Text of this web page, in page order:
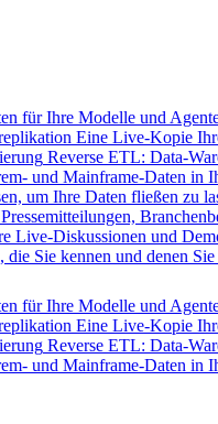
für Ihre Modelle und
Eine Live-Kopie
Reverse ETL: Data-
und Mainframe-Daten in
um Ihre Daten fließen zu
Live-Diskussionen und
die Sie kennen und denen
für Ihre Modelle und
Eine Live-Kopie
Reverse ETL: Data-
und Mainframe-Daten in